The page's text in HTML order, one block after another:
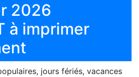
2026
à imprimer
jours fériés, vacances